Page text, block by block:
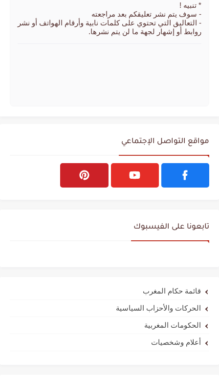
* تنبيه !
- سوف يتم نشر تعليقكم بعد مراجعته
- التعاليق التي تحتوي على كلمات نابية وأرقام الهواتف أو نشر
روابط أو إشهار لجهة ما لن يتم نشرها.
مواقع التواصل الإجتماعي
تابعونا على الفيسبوك
قائمة حكام المغرب
الحركات والأحزاب السياسية
الحكومات المغربية
أعلام وشخصيات